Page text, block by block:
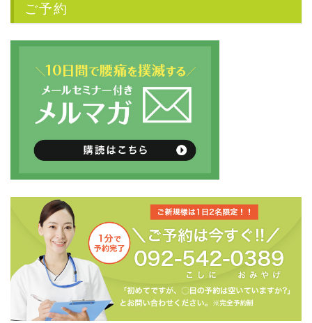
ご予約